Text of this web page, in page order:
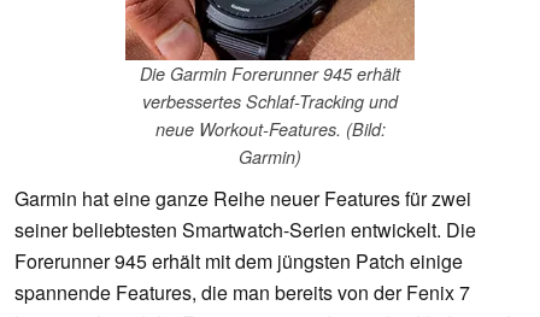
Die Garmin Forerunner 945 erhält
verbessertes Schlaf-Tracking und
neue Workout-Features. (Bild:
Garmin)
Garmin hat eine ganze Reihe neuer Features für zwei
seiner beliebtesten Smartwatch-Serien entwickelt. Die
Forerunner 945 erhält mit dem jüngsten Patch einige
spannende Features, die man bereits von der Fenix 7